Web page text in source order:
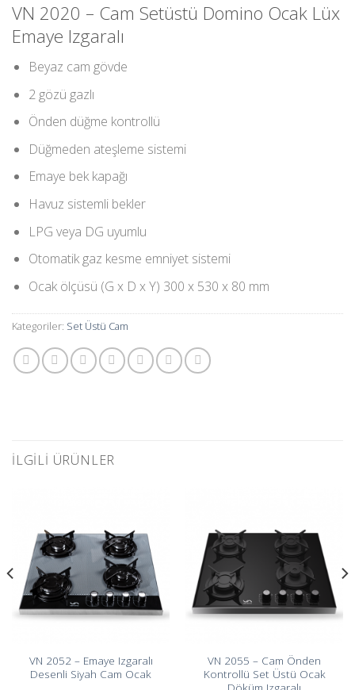
VN 2020 – Cam Setüstü Domino Ocak Lüx
Emaye Izgaralı
Beyaz cam gövde
2 gözü gazlı
Önden düğme kontrollü
Düğmeden ateşleme sistemi
Emaye bek kapağı
Havuz sistemli bekler
LPG veya DG uyumlu
Otomatik gaz kesme emniyet sistemi
Ocak ölçüsü (G x D x Y) 300 x 530 x 80 mm
Kategoriler: Set Üstü Cam
İLGILI ÜRÜNLER
VN 2052 – Emaye Izgaralı
Desenli Siyah Cam Ocak
VN 2055 – Cam Önden
Kontrollü Set Üstü Ocak